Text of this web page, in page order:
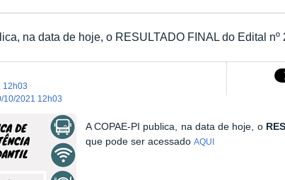
na data de hoje, o RESULTADO FINAL do Edital nº
12h03
10/2021 12h03
A COPAE-PI publica, na data de hoje, o
que pode ser acessado AQUI